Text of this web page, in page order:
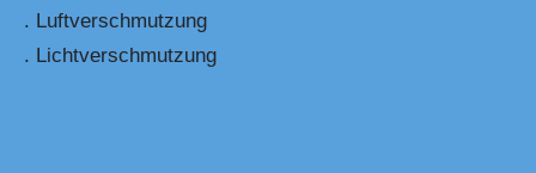
. Luftverschmutzung
. Lichtverschmutzung